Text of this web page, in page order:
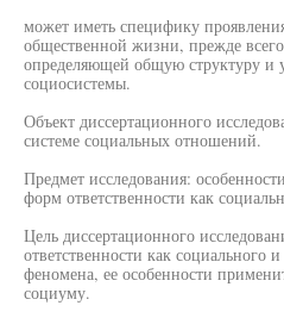
может иметь специфику
общественной жизни, прежде
определяющей общую структуру и
социосистемы.
Объект диссертационного
системе социальных отношений.
Предмет исследования:
форм ответственности как
Цель диссертационного
ответственности как социального
феномена, ее особенности
социуму.